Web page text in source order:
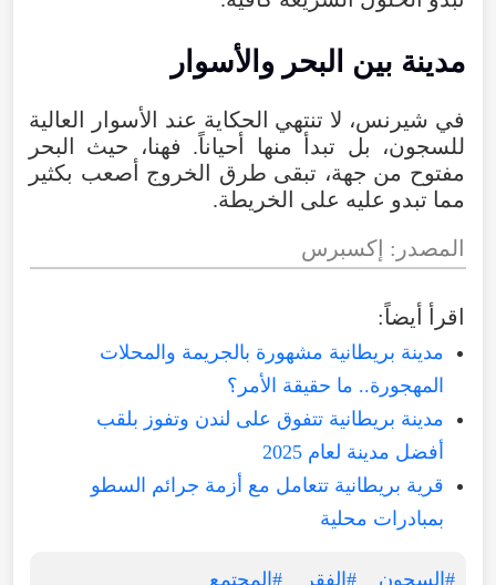
مدينة بين البحر والأسوار
في شيرنس، لا تنتهي الحكاية عند الأسوار
العالية
للسجون، بل تبدأ منها أحياناً. فهنا، حيث
البحر
مفتوح من جهة، تبقى طرق الخروج أصعب بكثير
مما تبدو عليه على الخريطة.
المصدر : إكسبرس
اقرأ أيضاً:
مدينة بريطانية مشهورة بالجريمة والمحلات
المهجورة.. ما حقيقة الأمر؟
مدينة بريطانية تتفوق على لندن وتفوز بلقب
أفضل مدينة لعام 2025
قرية بريطانية تتعامل مع أزمة جرائم السطو
بمبادرات محلية
#السجون #الفقر
#المجتمع